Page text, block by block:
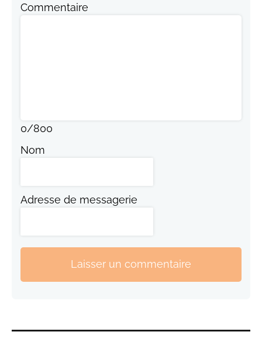
Commentaire
0/800
Nom
Adresse de messagerie
Laisser un commentaire